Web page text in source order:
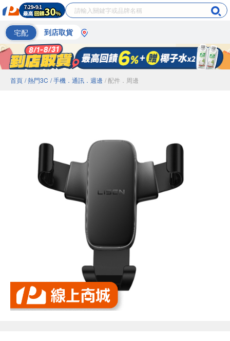
宅配 到店取貨
首頁 / 熱門3C / 手機．通訊．週邊 / 配件．周邊